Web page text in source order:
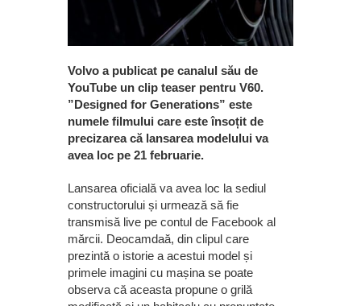
Volvo a publicat pe canalul său de
YouTube un clip teaser pentru V60.
”Designed for Generations” este
numele filmului care este însoțit de
precizarea că lansarea modelului va
avea loc pe 21 februarie.
Lansarea oficială va avea loc la sediul
constructorului și urmează să fie
transmisă live pe contul de Facebook al
mărcii. Deocamdaă, din clipul care
prezintă o istorie a acestui model și
primele imagini cu mașina se poate
observa că aceasta propune o grilă